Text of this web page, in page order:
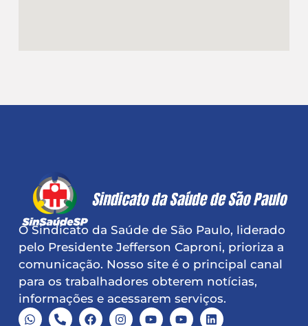
O Sindicato da Saúde de São Paulo, liderado
pelo Presidente Jefferson Caproni, prioriza a
comunicação. Nosso site é o principal canal
para os trabalhadores obterem notícias,
informações e acessarem serviços.